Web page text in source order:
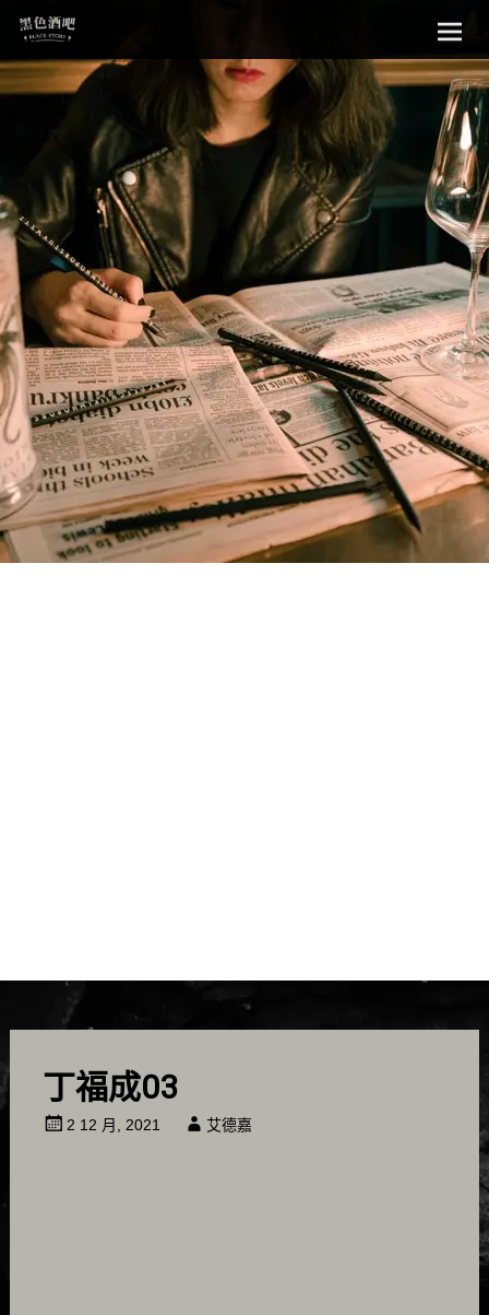
黑色酒吧
丁福成03
2 12 月, 2021 艾德嘉